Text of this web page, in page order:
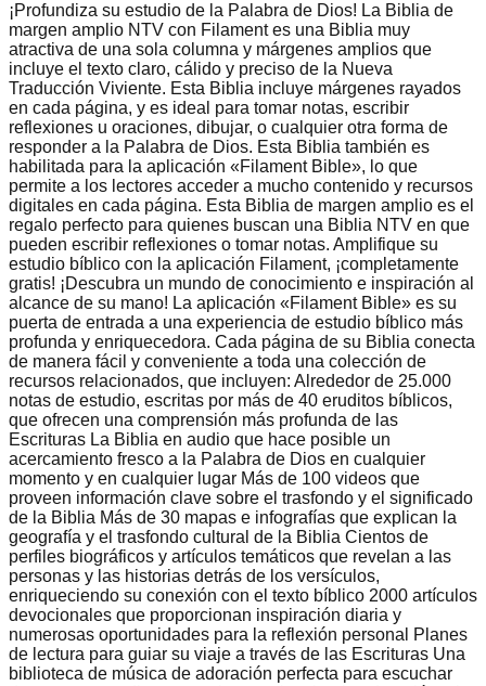
¡Profundiza su estudio de la Palabra de Dios! La Biblia de
margen amplio NTV con Filament es una Biblia muy
atractiva de una sola columna y márgenes amplios que
incluye el texto claro, cálido y preciso de la Nueva
Traducción Viviente. Esta Biblia incluye márgenes rayados
en cada página, y es ideal para tomar notas, escribir
reflexiones u oraciones, dibujar, o cualquier otra forma de
responder a la Palabra de Dios. Esta Biblia también es
habilitada para la aplicación «Filament Bible», lo que
permite a los lectores acceder a mucho contenido y recursos
digitales en cada página. Esta Biblia de margen amplio es el
regalo perfecto para quienes buscan una Biblia NTV en que
pueden escribir reflexiones o tomar notas. Amplifique su
estudio bíblico con la aplicación Filament, ¡completamente
gratis! ¡Descubra un mundo de conocimiento e inspiración al
alcance de su mano! La aplicación «Filament Bible» es su
puerta de entrada a una experiencia de estudio bíblico más
profunda y enriquecedora. Cada página de su Biblia conecta
de manera fácil y conveniente a toda una colección de
recursos relacionados, que incluyen: Alrededor de 25.000
notas de estudio, escritas por más de 40 eruditos bíblicos,
que ofrecen una comprensión más profunda de las
Escrituras La Biblia en audio que hace posible un
acercamiento fresco a la Palabra de Dios en cualquier
momento y en cualquier lugar Más de 100 videos que
proveen información clave sobre el trasfondo y el significado
de la Biblia Más de 30 mapas e infografías que explican la
geografía y el trasfondo cultural de la Biblia Cientos de
perfiles biográficos y artículos temáticos que revelan a las
personas y las historias detrás de los versículos,
enriqueciendo su conexión con el texto bíblico 2000 artículos
devocionales que proporcionan inspiración diaria y
numerosas oportunidades para la reflexión personal Planes
de lectura para guiar su viaje a través de las Escrituras Una
biblioteca de música de adoración perfecta para escuchar